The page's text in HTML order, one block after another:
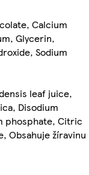
Calcium
Glycerin,
Sodium
leaf juice,
Disodium
phosphate, Citric
Obsahuje žíravinu